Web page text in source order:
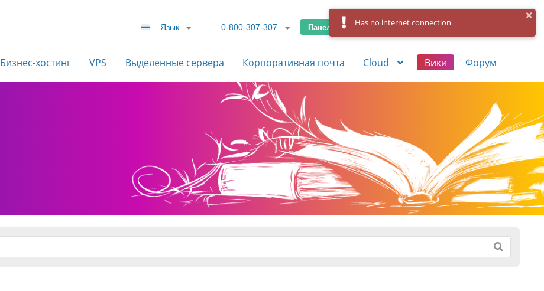
Язык 0-800-307-307 Панель управления Вход Регистрация
Бизнес-хостинг VPS Выделенные сервера Корпоративная почта Cloud Вики Форум
Has no internet connection